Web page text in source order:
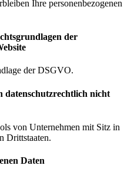
Ihre personenbezogenen
der
der DSGVO.
datenschutzrechtlich nicht
von Unternehmen mit Sitz in
Drittstaaten.
Daten